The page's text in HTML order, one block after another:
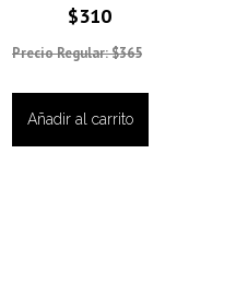
$310
Precio Regular: $365
Añadir al carrito